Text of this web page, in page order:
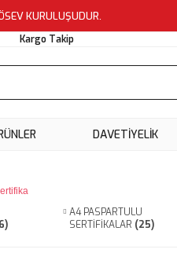
KURULUŞUDUR.
Kargo Takip
DAVETİYELİK
A4 PASPARTULU
SERTİFİKALAR (25)